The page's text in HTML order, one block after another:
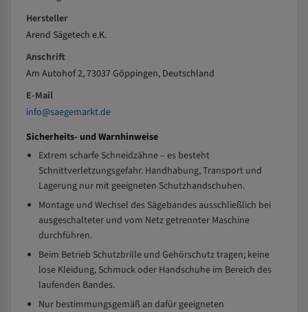
Hersteller
Arend Sägetech e.K.
Anschrift
Am Autohof 2, 73037 Göppingen, Deutschland
E-Mail
info@saegemarkt.de
Sicherheits- und Warnhinweise
Extrem scharfe Schneidzähne – es besteht
Schnittverletzungsgefahr. Handhabung, Transport und
Lagerung nur mit geeigneten Schutzhandschuhen.
Montage und Wechsel des Sägebandes ausschließlich bei
ausgeschalteter und vom Netz getrennter Maschine
durchführen.
Beim Betrieb Schutzbrille und Gehörschutz tragen; keine
lose Kleidung, Schmuck oder Handschuhe im Bereich des
laufenden Bandes.
Nur bestimmungsgemäß an dafür geeigneten